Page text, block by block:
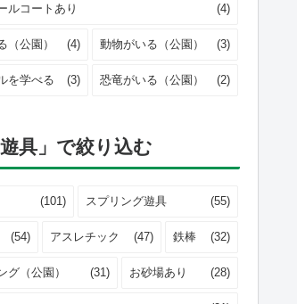
ルコートあり (4)
（公園） (4) 動物がいる（公園） (3)
を学べる (3) 恐竜がいる（公園） (2)
具」で絞り込む
(101) スプリング遊具 (55)
(54) アスレチック (47) 鉄棒 (32)
グ（公園） (31) お砂場あり (28)